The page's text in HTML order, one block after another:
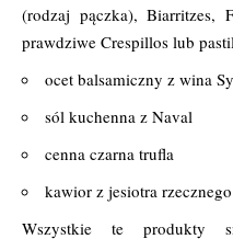
(rodzaj pączka), Biarritzes,
prawdziwe Crespillos lub
ocet balsamiczny z wina
sól kuchenna z Naval
cenna czarna trufla
kawior z jesiotra
Wszystkie te produkty